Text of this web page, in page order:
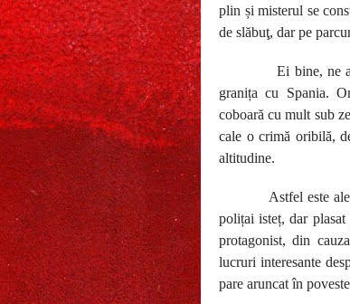
plin și misterul se
de slăbuţ, dar pe
Ei bine, ne
granița cu Spania.
coboară cu mult sub
cale o crimă oribilă,
altitudine.
Astfel este
polițai isteț, dar
protagonist, din
lucruri interesante
pare aruncat în